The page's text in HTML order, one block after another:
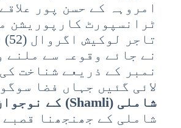
ٹرانسپورٹ کارپوریشن
نے جائے وقوعہ سے
نمبر کے ذریعے شناخت
لائی گئیں جہاں فضا
شاملی (Shamli) کے نوجوان نعمان کی موت